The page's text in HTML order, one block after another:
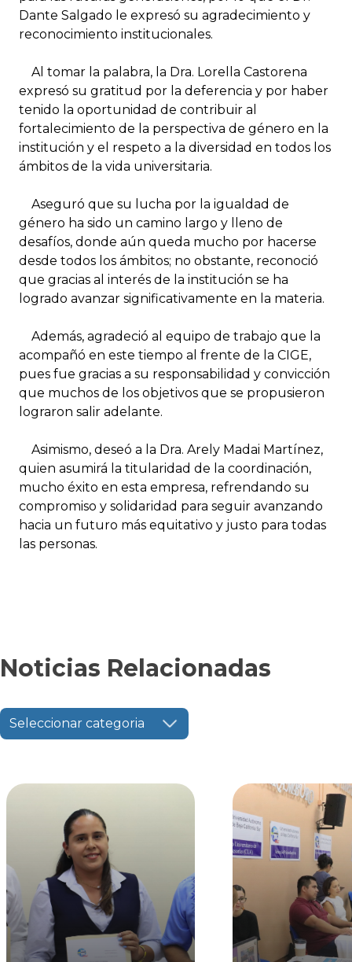
Dante Salgado le expresó su agradecimiento y
reconocimiento institucionales.
Al tomar la palabra, la Dra. Lorella Castorena
expresó su gratitud por la deferencia y por haber
tenido la oportunidad de contribuir al
fortalecimiento de la perspectiva de género en la
institución y el respeto a la diversidad en todos los
ámbitos de la vida universitaria.
Aseguró que su lucha por la igualdad de
género ha sido un camino largo y lleno de
desafíos, donde aún queda mucho por hacerse
desde todos los ámbitos; no obstante, reconoció
que gracias al interés de la institución se ha
logrado avanzar significativamente en la materia.
Además, agradeció al equipo de trabajo que la
acompañó en este tiempo al frente de la CIGE,
pues fue gracias a su responsabilidad y convicción
que muchos de los objetivos que se propusieron
lograron salir adelante.
Asimismo, deseó a la Dra. Arely Madai Martínez,
quien asumirá la titularidad de la coordinación,
mucho éxito en esta empresa, refrendando su
compromiso y solidaridad para seguir avanzando
hacia un futuro más equitativo y justo para todas
las personas.
Noticias Relacionadas
Seleccionar categoria